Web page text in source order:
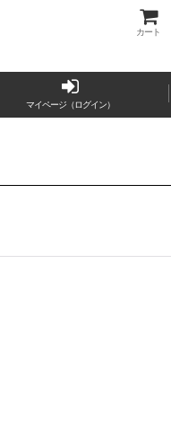
カート
マイページ（ログイン）